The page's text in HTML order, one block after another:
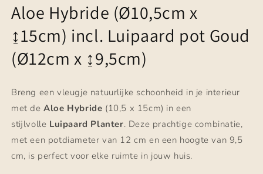
openen
in
modaal
Aloe Hybride (Ø10,5cm x
↨15cm) incl. Luipaard pot Goud
(Ø12cm x ↨9,5cm)
Breng een vleugje natuurlijke schoonheid in je interieur
met deAloe Hybride (10,5 x 15cm) in een
stijlvolle Luipaard Planter. Deze prachtige combinatie,
met een potdiameter van 12 cm en een hoogte van 9,5
cm, is perfect voor elke ruimte in jouw huis.